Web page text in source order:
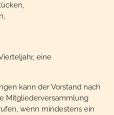
eine
kann der Vorstand nach
Mitgliederversammlung
wenn mindestens ein